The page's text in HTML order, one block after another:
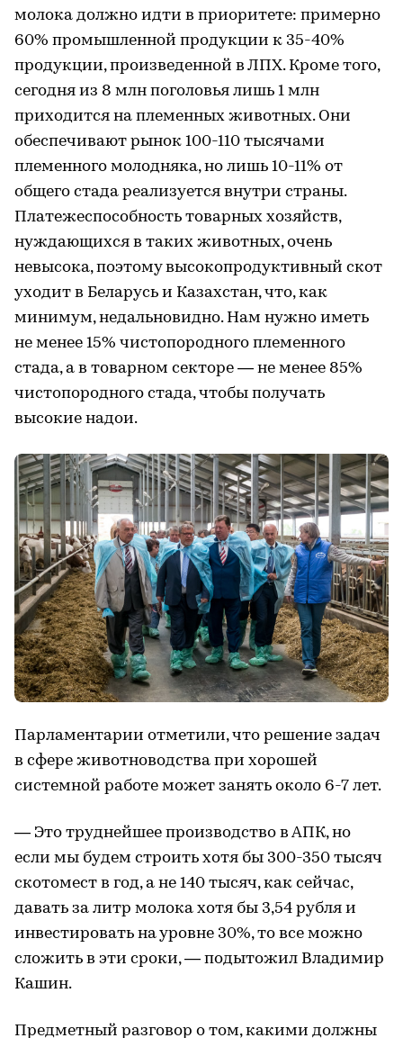
молока должно идти в приоритете: примерно
60% промышленной продукции к 35-40%
продукции, произведенной в ЛПХ. Кроме того,
сегодня из 8 млн поголовья лишь 1 млн
приходится на племенных животных. Они
обеспечивают рынок 100-110 тысячами
племенного молодняка, но лишь 10-11% от
общего стада реализуется внутри страны.
Платежеспособность товарных хозяйств,
нуждающихся в таких животных, очень
невысока, поэтому высокопродуктивный скот
уходит в Беларусь и Казахстан, что, как
минимум, недальновидно. Нам нужно иметь
не менее 15% чистопородного племенного
стада, а в товарном секторе — не менее 85%
чистопородного стада, чтобы получать
высокие надои.
Парламентарии отметили, что решение задач
в сфере животноводства при хорошей
системной работе может занять около 6-7 лет.
— Это труднейшее производство в АПК, но
если мы будем строить хотя бы 300-350 тысяч
скотомест в год, а не 140 тысяч, как сейчас,
давать за литр молока хотя бы 3,54 рубля и
инвестировать на уровне 30%, то все можно
сложить в эти сроки, — подытожил Владимир
Кашин.
Предметный разговор о том, какими должны